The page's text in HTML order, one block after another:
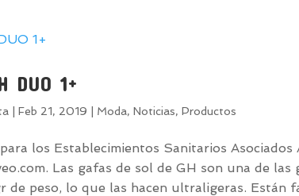
DUO 1+
|Feb 21, 2019 Moda,Noticias,Productos
los Establecimientos Sanitarios
Las gafas de sol de GH son una de las
de peso, lo que las hacen ultraligeras. Están